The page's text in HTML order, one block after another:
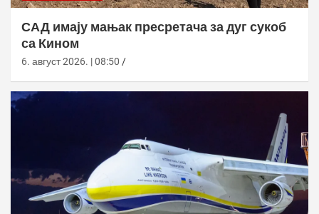
САД имају мањак пресретача за дуг сукоб
са Кином
6. август 2026. | 08:50